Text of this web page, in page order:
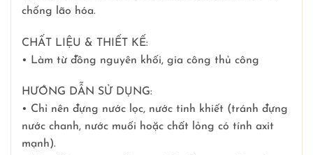
chống lão hóa.
CHẤT LIỆU & THIẾT KẾ:
• Làm từ đồng nguyên khối, gia công thủ công
HƯỚNG DẪN SỬ DỤNG:
• Chỉ nên đựng nước lọc, nước tinh khiết (tránh đựng
nước chanh, nước muối hoặc chất lỏng có tính axit
mạnh).